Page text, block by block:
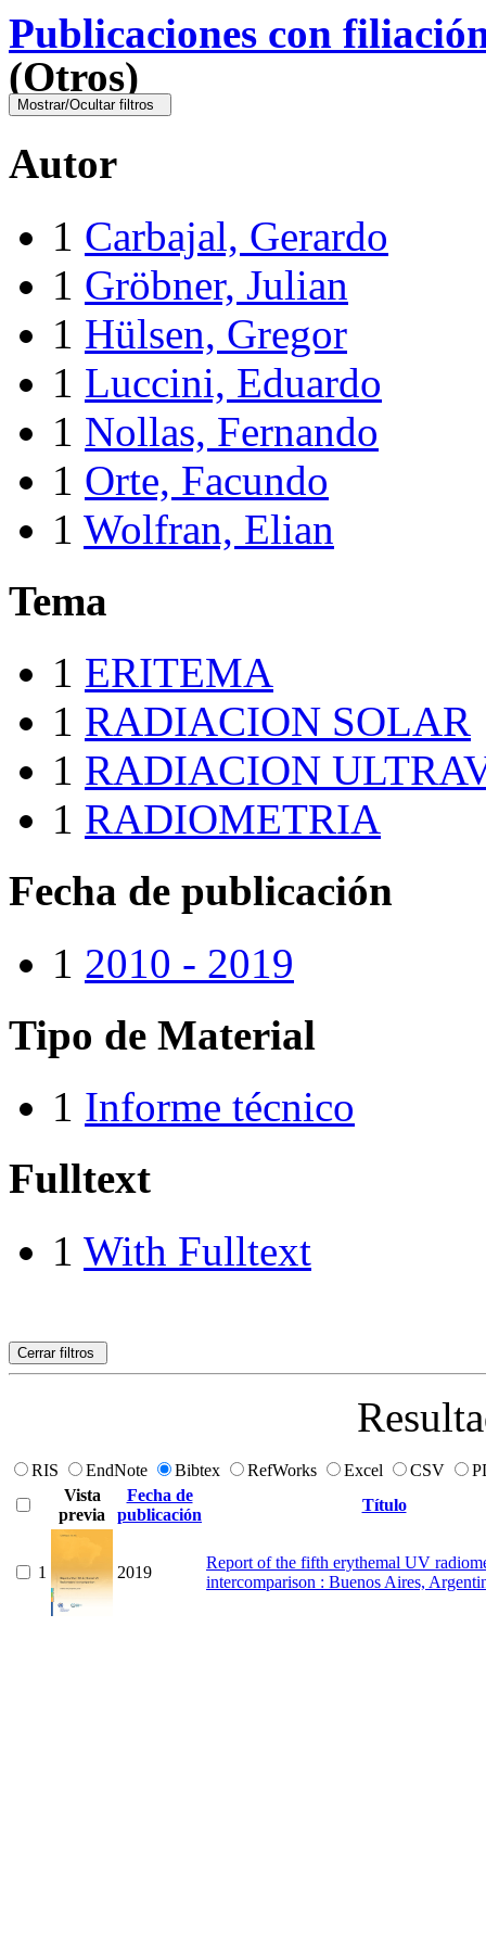
Publicaciones con
(Otros)
Autor
1 Carbajal, Gerardo
1 Gröbner, Julian
1 Hülsen, Gregor
1 Luccini, Eduardo
1 Nollas, Fernando
1 Orte, Facundo
1 Wolfran, Elian
Tema
1 ERITEMA
1 RADIACION SOLAR
1 RADIACION
1 RADIOMETRIA
Fecha de publicación
1 2010 - 2019
Tipo de Material
1 Informe técnico
Fulltext
1 With Fulltext
Cerrar filtros
RIS EndNote Bibtex RefWorks Excel CSV
Vista
previa
Fecha de
publicación
Título
1 2019
Report of the fifth erythemal UV
intercomparison : Buenos Aires,